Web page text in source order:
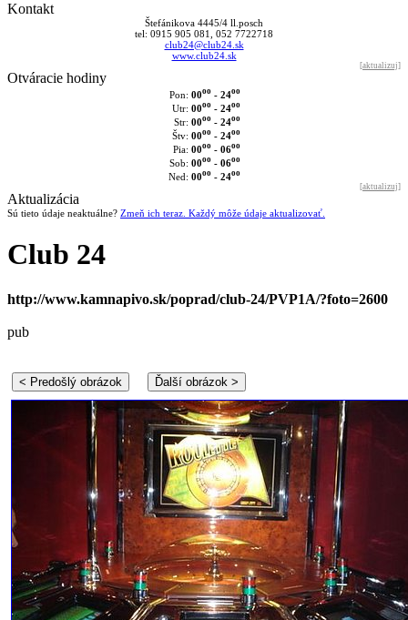
Kontakt
Štefánikova 4445/4 ll.posch
tel: 0915 905 081, 052 7722718
club24@club24.sk
www.club24.sk
[aktualizuj]
Otváracie hodiny
Pon: 00oo- 24oo
Utr: 00oo- 24oo
Str: 00oo- 24oo
Štv: 00oo- 24oo
Pia: 00oo- 06oo
Sob: 00oo- 06oo
Ned: 00oo- 24oo
[aktualizuj]
Aktualizácia
Sú tieto údaje neaktuálne? Zmeň ich teraz. Každý môže údaje aktualizovať.
Club 24
http://www.kamnapivo.sk/poprad/club-24/PVP1A/?foto=2600
pub